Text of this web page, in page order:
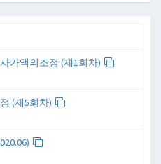
가액의조정 (제1회차)
(제5회차)